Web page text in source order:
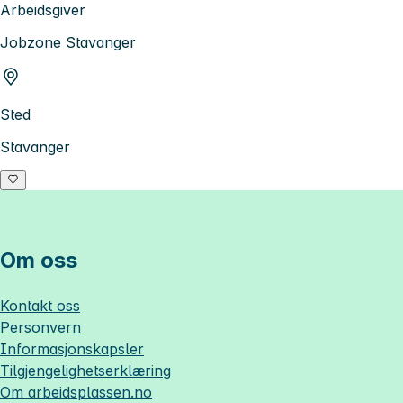
Arbeidsgiver
Jobzone Stavanger
Sted
Stavanger
Om oss
Kontakt oss
Personvern
Informasjonskapsler
Tilgjengelighetserklæring
Om arbeidsplassen.no